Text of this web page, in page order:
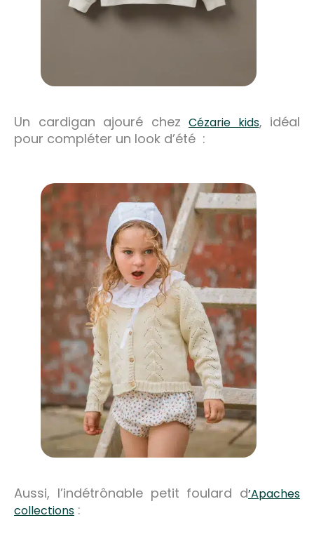
Un cardigan ajouré chez Cézarie kids, idéal
pour compléter un look d’été :
Aussi, l’indétrônable petit foulard d’Apaches
collections :